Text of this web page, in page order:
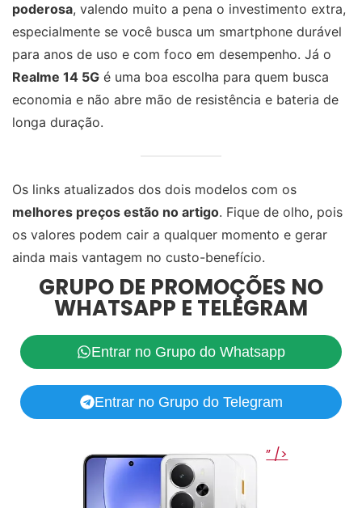
poderosa, valendo muito a pena o investimento extra,
especialmente se você busca um smartphone durável
para anos de uso e com foco em desempenho. Já o
Realme 14 5G é uma boa escolha para quem busca
economia e não abre mão de resistência e bateria de
longa duração.
Os links atualizados dos dois modelos com os
melhores preços estão no artigo. Fique de olho, pois
os valores podem cair a qualquer momento e gerar
ainda mais vantagem no custo-benefício.
GRUPO DE PROMOÇÕES NO
WHATSAPP E TELEGRAM
Entrar no Grupo do Whatsapp
Entrar no Grupo do Telegram
” />